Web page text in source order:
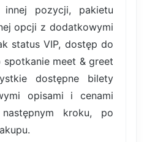
pozycji, pakietu
opcji z dodatkowymi
status VIP, dostęp do
meet & greet
dostępne bilety
opisami i cenami
kroku, po